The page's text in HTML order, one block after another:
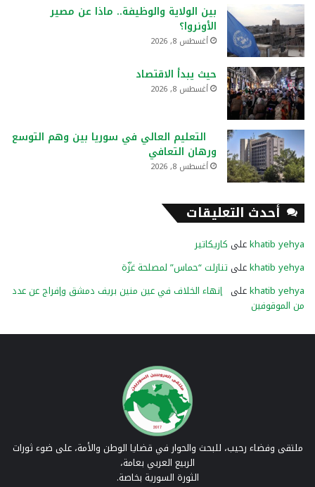
بين الولاية والوظيفة.. ماذا عن مصير
الأونروا؟
أغسطس 8, 2026
حيث يبدأ الاقتصاد
أغسطس 8, 2026
التعليم العالي في سوريا بين وهم التوسع
ورهان التعافي
أغسطس 8, 2026
أحدث التعليقات
khatib yehyaعلى كاريكاتير
khatib yehyaعلى تنازلت “حماس” لمصلحة غزّة
khatib yehyaعلى إنهاء الخلاف في عين منين بريف دمشق وإفراج عن عدد
من الموقوفين
ملتقى وفضاء رحيب، للبحث والحوار في قضايا الوطن والأمة، على ضوء ثورات
الربيع العربي بعامة،
الثورة السورية بخاصة.